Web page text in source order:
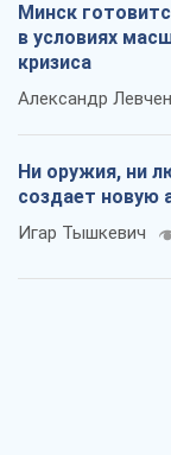
Минск
в условиях
кризиса
Александр
Ни оружия, ни
создает новую
Игар Тышкевич